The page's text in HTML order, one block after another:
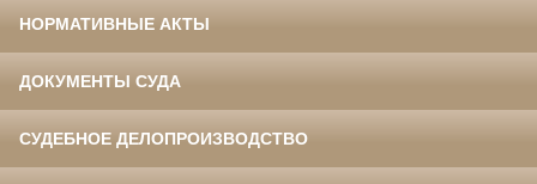
НОРМАТИВНЫЕ АКТЫ
ДОКУМЕНТЫ СУДА
СУДЕБНОЕ ДЕЛОПРОИЗВОДСТВО